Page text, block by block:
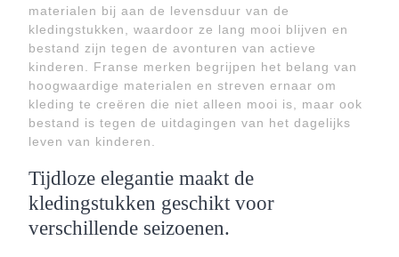
materialen bij aan de levensduur van de
kledingstukken, waardoor ze lang mooi blijven en
bestand zijn tegen de avonturen van actieve
kinderen. Franse merken begrijpen het belang van
hoogwaardige materialen en streven ernaar om
kleding te creëren die niet alleen mooi is, maar ook
bestand is tegen de uitdagingen van het dagelijks
leven van kinderen.
Tijdloze elegantie maakt de
kledingstukken geschikt voor
verschillende seizoenen.